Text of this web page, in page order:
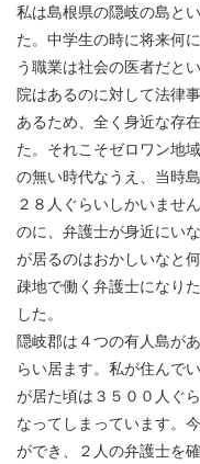
私は島根県の隠岐の島と
た。中学生の時に将来何
う職業は社会の医者だと
院はあるのに対して法律
あるため、全く身近な存
た。それこそゼロワン地
の無い時代なうえ、当時
２８人ぐらいしかいませ
のに、弁護士が身近にい
が居るのはおかしいなと
疎地で働く弁護士になり
した。
隠岐郡は４つの有人島が
らい居ます。私が住んで
が居た頃は３５００人ぐ
なってしまっています。
ができ、２人の弁護士を